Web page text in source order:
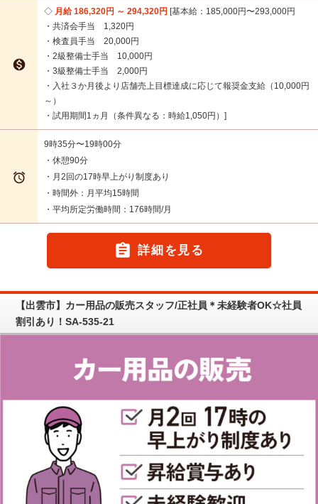

月給 186,320円 ～ 294,320円 基本給：185,000円〜293,000円
・共済会手当 1,320円
・検査員手当 20,000円
・2級整備士手当 10,000円
・3級整備士手当 2,000円
・入社３か月後より店舗売上目標達成に応じて報奨金支給（10,000円
～）
・試用期間1ヵ月（条件異なる：時給1,050円）

9時35分〜19時00分
・休憩90分
・月2回の17時早上がり制度あり
・時間外：月平均15時間
・平均所定労働時間：176時間/月
 詳細を見る
【出雲市】カー用品の販売スタッフ/正社員＊未経験者OK☆社員
割引あり！SA-535-21